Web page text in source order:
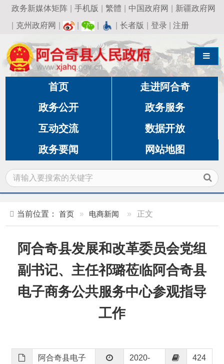
政务新媒体矩阵 | 手机版 繁體 | 中国政府网 | 新疆政府网
克州政府网 | | | 长者版 | 登录|注册
导航切换
首页 走进阿合奇
政务公开 政务服务
互动交流 数据开放
政务要闻 网站地图
当前位置： 首页 » 电商新闻 » 正文
阿合奇县发展和改革委员会党组
副书记、主任祁璐莅临阿合奇县
电子商务公共服务中心参观指导
工作
2020-